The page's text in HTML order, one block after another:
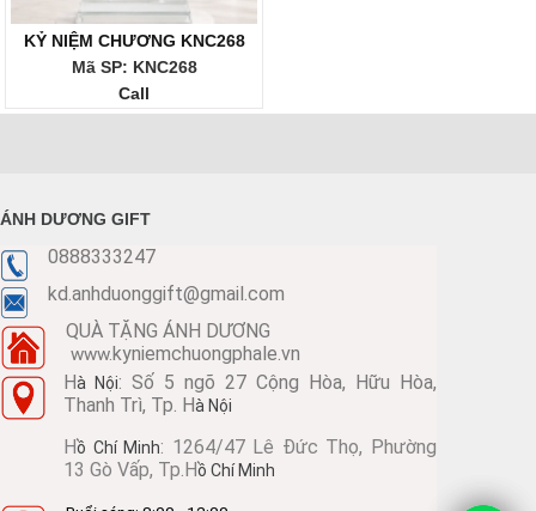
KỶ NIỆM CHƯƠNG KNC268
Mã SP: KNC268
Call
ÁNH DƯƠNG GIFT
0888333247
kd.anhduonggift@gmail.com
QUÀ TẶNG ÁNH DƯƠNG
www.kyniemchuongphale.vn
Hà Nội: Số 5 ngõ 27 Cộng Hòa, Hữu Hòa,
Thanh Trì, Tp. Hà Nội
Hồ Chí Minh: 1264/47 Lê Đức Thọ, Phường
13 Gò Vấp, Tp.Hồ Chí Minh